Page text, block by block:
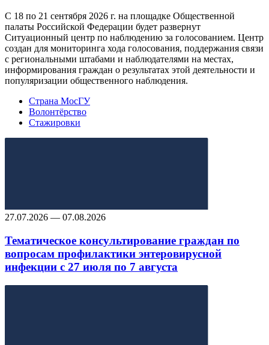
С 18 по 21 сентября 2026 г. на площадке Общественной
палаты Российской Федерации будет развернут
Ситуационный центр по наблюдению за голосованием. Центр
создан для мониторинга хода голосования, поддержания связи
с региональными штабами и наблюдателями на местах,
информирования граждан о результатах этой деятельности и
популяризации общественного наблюдения.
Страна МосГУ
Волонтёрство
Стажировки
27.07.2026 — 07.08.2026
Тематическое консультирование граждан по
вопросам профилактики энтеровирусной
инфекции с 27 июля по 7 августа